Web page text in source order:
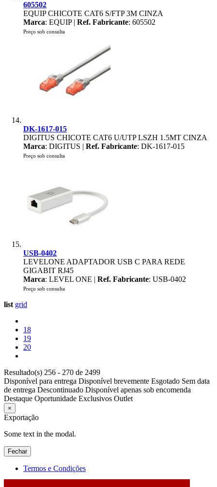
605502
EQUIP CHICOTE CAT6 S/FTP 3M CINZA
Marca: EQUIP | Ref. Fabricante: 605502
Preço sob consulta
DK-1617-015
DIGITUS CHICOTE CAT6 U/UTP LSZH 1.5MT CINZA
Marca: DIGITUS | Ref. Fabricante: DK-1617-015
Preço sob consulta
USB-0402
LEVELONE ADAPTADOR USB C PARA REDE
GIGABIT RJ45
Marca: LEVEL ONE | Ref. Fabricante: USB-0402
Preço sob consulta
list grid
18
19
20
Resultado(s) 256 - 270 de 2499
Disponível para entrega Disponível brevemente Esgotado Sem data
de entrega Descontinuado Disponível apenas sob encomenda
Destaque Oportunidade Exclusivos Outlet
×
Exportação
Some text in the modal.
Fechar
Termos e Condições